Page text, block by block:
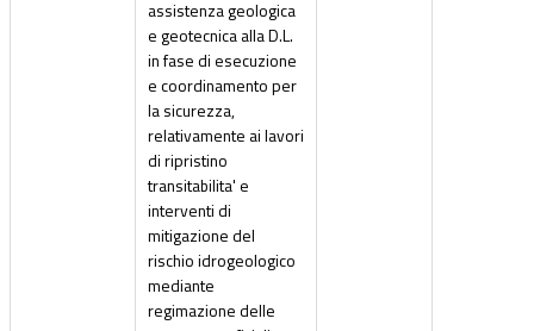
assistenza geologica
e geotecnica alla D.L.
in fase di esecuzione
e coordinamento per
la sicurezza,
relativamente ai lavori
di ripristino
transitabilita' e
interventi di
mitigazione del
rischio idrogeologico
mediante
regimazione delle